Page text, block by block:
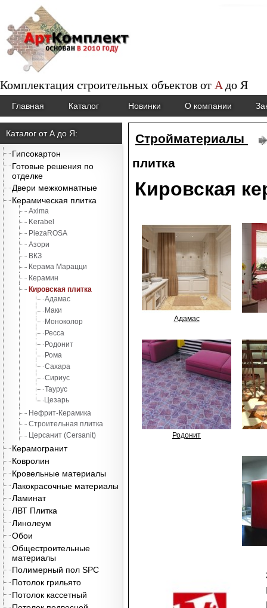
Комплектация строительных объектов от Aдо Я
Главная Каталог Новинки О компании
Каталог от А до Я:
Гипсокартон
Готовые решения по
отделке
Двери межкомнатные
Керамическая плитка
Axima
Kerabel
PiezaROSA
Азори
ВКЗ
Керама Марацци
Керамин
Кировская плитка
Адамас
Маки
Моноколор
Ресса
Родонит
Рома
Сахара
Сириус
Таурус
Цезарь
Нефрит-Керамика
Строительная плитка
Церсанит (Cersanit)
Керамогранит
Ковролин
Кровельные материалы
Лакокрасочные материалы
Ламинат
ЛВТ Плитка
Линолеум
Обои
Общестроительные
материалы
Полимерный пол SPC
Потолок грильято
Потолок кассетный
Стройматериалы
плитка
Кировская
Адамас
Родонит